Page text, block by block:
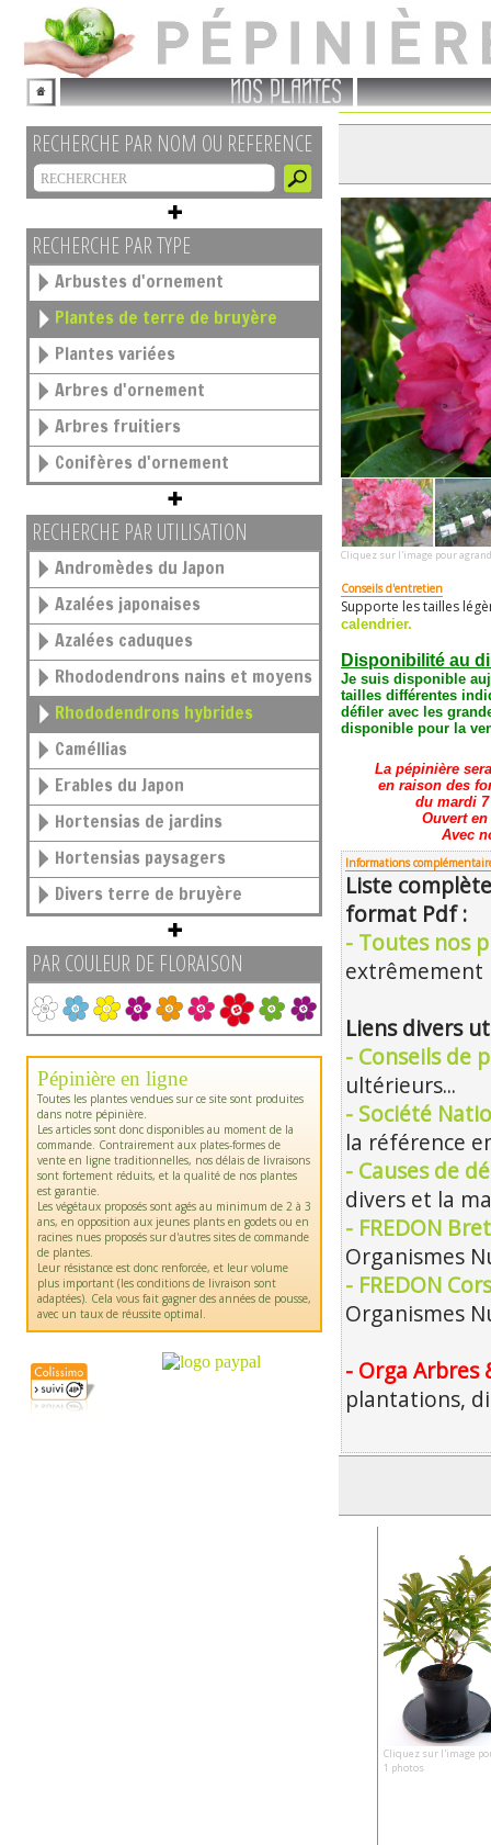
NOS PLANTES
RECHERCHE PAR NOM OU REFERENCE
RECHERCHE PAR TYPE
Arbustes d'ornement
Plantes de terre de bruyère
Plantes variées
Arbres d'ornement
Arbres fruitiers
Conifères d'ornement
RECHERCHE PAR UTILISATION
Andromèdes du Japon
Azalées japonaises
Azalées caduques
Rhododendrons nains et moyens
Rhododendrons hybrides
Caméllias
Erables du Japon
Hortensias de jardins
Hortensias paysagers
Divers terre de bruyère
PAR COULEUR DE FLORAISON
Pépinière en ligne
Toutes les plantes vendues sur ce site sont produites
dans notre pépinière.
Les articles sont donc disponibles au moment de la
commande. Contrairement aux plates-formes de
vente en ligne traditionnelles, nos délais de livraisons
sont fortement réduits, et la qualité de nos plantes
est garantie.
Les végétaux proposés sont agés au minimum de 2 à 3
ans, en opposition aux jeunes plants en godets ou en
racines nues proposés sur d'autres sites de commande
de plantes.
Leur résistance est donc renforcée, et leur volume
plus important (les conditions de livraison sont
adaptées). Cela vous fait gagner des années de pousse,
avec un taux de réussite optimal.
Cliquez sur l'image pour
Conseils d'entretien
Supporte les tailles
calendrier.
Disponibilité au
Je suis disponible
tailles différentes
défiler avec les
disponible pour la
La pépinière
en raison des
du mardi
Ouvert
Avec
Informations
Liste
format Pdf :
- Toutes nos
extrêmement
Liens divers
- Conseils de
ultérieurs...
- Société
la référence
- Causes de
divers et la
- FREDON
Organismes
- FREDON
Organismes
- Orga Arbres
plantations,
Cliquez sur l'image
1 photos